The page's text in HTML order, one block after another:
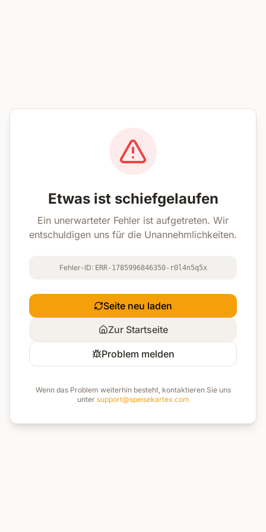
Etwas ist schiefgelaufen
Ein unerwarteter Fehler ist aufgetreten. Wir
entschuldigen uns für die Unannehmlichkeiten.
Fehler-ID: ERR-1785996846350-r0l4n5q5x
Seite neu laden
Zur Startseite
Problem melden
Wenn das Problem weiterhin besteht, kontaktieren Sie uns
unter support@speisekartex.com